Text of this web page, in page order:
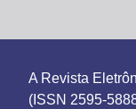
A Revista
(ISSN 2595-